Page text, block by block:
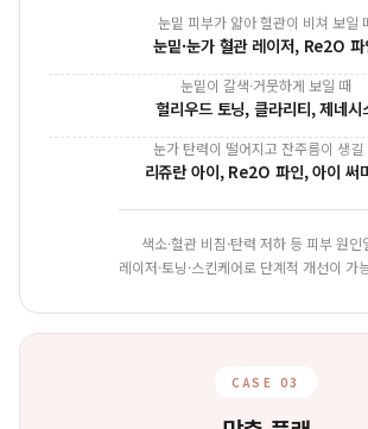
눈밑 피부가 얇아 혈관이 비쳐 보일
눈밑·눈가 혈관 레이저, Re2O 파
눈밑이 갈색·거뭇하게 보일 때
헐리우드 토닝, 클라리티, 제네시
눈가 탄력이 떨어지고 잔주름이 생길
리쥬란 아이, Re2O 파인, 아이 써
색소·혈관 비침·탄력 저하 등 피부 원인
레이저·토닝·스킨케어로 단계적 개선이 가
CASE 03